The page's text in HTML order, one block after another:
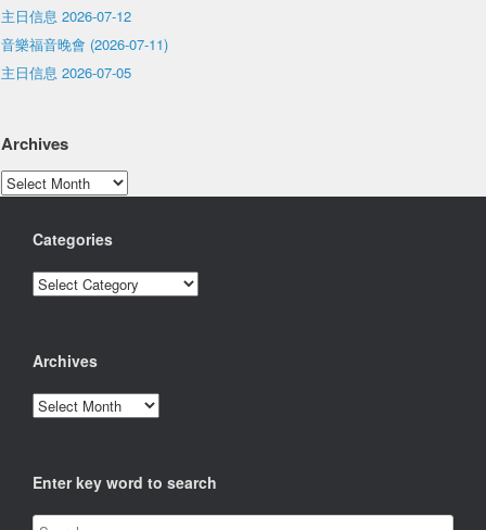
主日信息 2026-07-12
音樂福音晚會 (2026-07-11)
主日信息 2026-07-05
Archives
Archives
Categories
Categories
Archives
Archives
Enter key word to search